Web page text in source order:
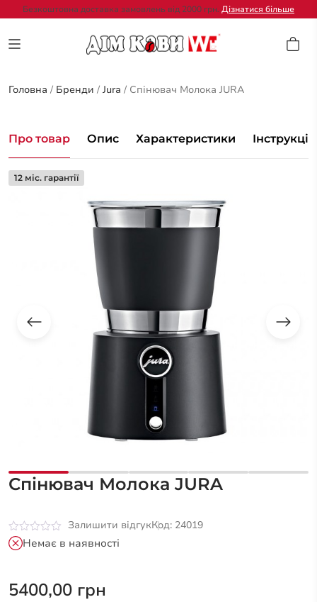
Безкоштовна доставка замовлень від 2000 грн. Дізнатися більше
Головна / Бренди / Jura / Спінювач Молока JURA
Про товар Опис Характеристики Інструкція
12 міс. гарантії
Спінювач Молока JURA
Оцінено
в
Залишити відгукКод: 24019
Немає в наявності
5400,00 грн